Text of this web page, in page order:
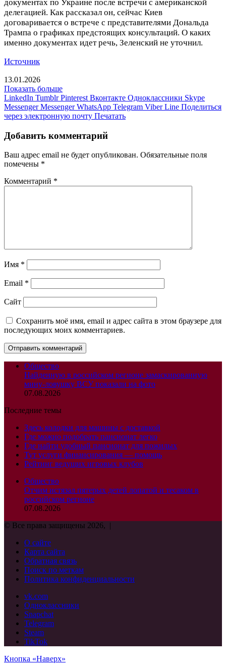
документах по Украине после встречи с американской
делегацией. Как рассказал он, сейчас Киев
договаривается о встрече с представителями Дональда
Трампа о графиках предстоящих консультаций. О каких
именно документах идет речь, Зеленский не уточнил.
Источник
13.01.2026
Показать больше
LinkedIn Tumblr Pinterest Вконтакте Одноклассники Skype
Messenger Messenger WhatsApp Telegram Viber Line Поделиться
через электронную почту Печатать
Добавить комментарий
Ваш адрес email не будет опубликован. Обязательные поля
помечены *
Комментарий *
Имя *
Email *
Сайт
Сохранить моё имя, email и адрес сайта в этом браузере для
последующих моих комментариев.
Общество
Найденную в российском регионе замаскированную
мину-ловушку ВСУ показали на фото
07.08.2026
Последние темы
Здесь колодки для машины с доставкой
Где можно подобрать пансионат легко
Где найти удобный пансионат для пожилых
Тут услуги финансирования — помощь
Рейтинг ведущих игровых клубов
Общество
Отчим истязал пятерых детей лопатой и тесаком в
российском регионе
07.08.2026
© Все права защищены 2026, |
О сайте
Карта сайта
Обратная связь
Поиск по меткам
Политика конфиденциальности
vk.com
Одноклассники
Snapchat
Telegram
Steam
TikTok
Кнопка «Наверх»